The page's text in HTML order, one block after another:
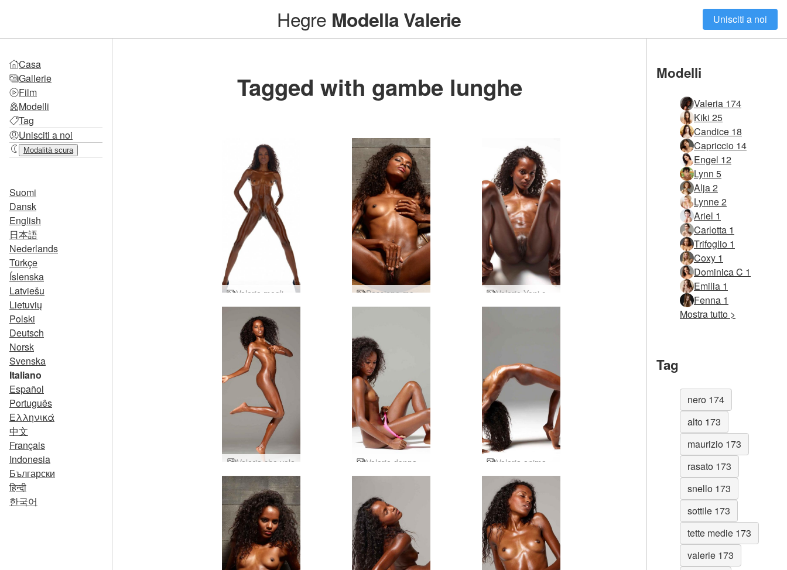
Hegre Modella Valerie Unisciti a noi
Casa
Gallerie
Film
Modelli
Tag
Unisciti a noi
Modalità scura
Suomi
Dansk
English
日本語
Nederlands
Türkçe
Íslenska
Latviešu
Lietuvių
Polski
Deutsch
Norsk
Svenska
Italiano
Español
Português
Ελληνικά
中文
Français
Indonesia
Български
हिन्दी
한국어
Tagged with gambe lunghe
Passione modello Valerie
Valeria che vola
Modelli
Valeria 174
Kiki 25
Candice 18
Capriccio 14
Engel 12
Lynn 5
Alja 2
Lynne 2
Ariel 1
Carlotta 1
Trifoglio 1
Coxy 1
Dominica C 1
Emilia 1
Fenna 1
Mostra tutto >
Tag
nero 174
alto 173
maurizio 173
rasato 173
snello 173
sottile 173
tette medie 173
valerie 173